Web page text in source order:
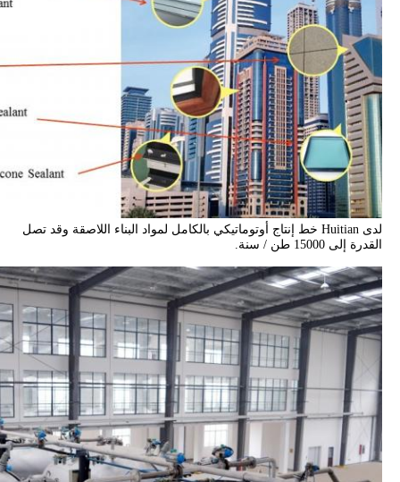
لدى Huitian خط إنتاج أوتوماتيكي بالكامل لمواد البناء اللاصقة وقد تصل
القدرة إلى 15000 طن / سنة.